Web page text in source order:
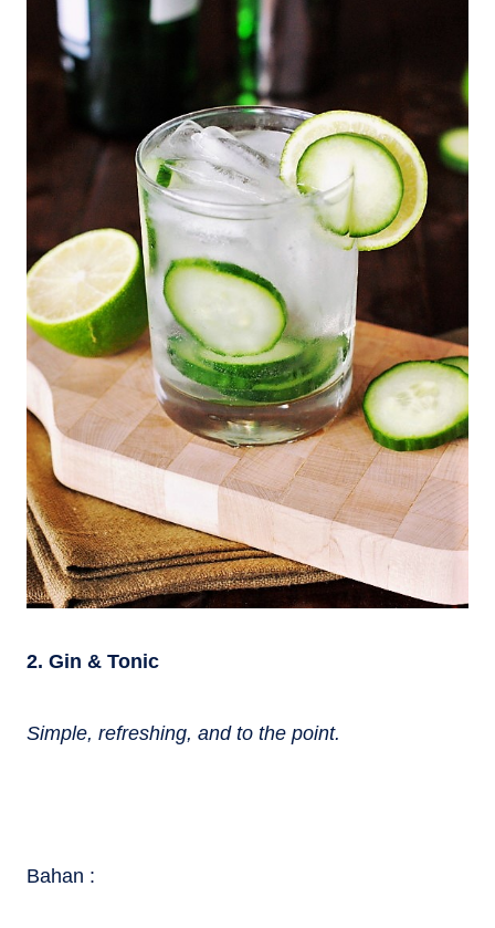
2. Gin & Tonic
Simple, refreshing, and to the point.
Bahan :